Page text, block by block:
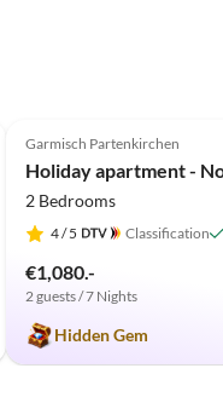
Garmisch Partenkirchen
Holiday apartment -
2 Bedrooms
4/ 5 Classification
€1,080.-
2 guests / 7 Nights
Hidden Gem